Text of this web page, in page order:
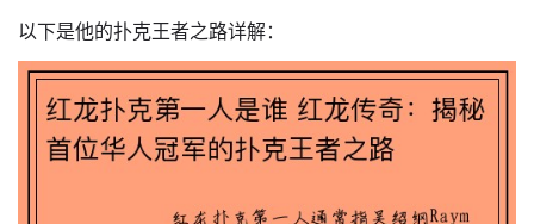
以下是他的扑克王者之路详解：